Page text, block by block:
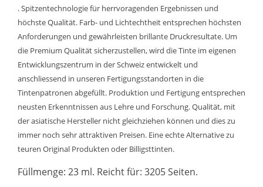
. Spitzentechnologie für herrvoragenden Ergebnissen und
höchste Qualität. Farb- und Lichtechtheit entsprechen höchsten
Anforderungen und gewährleisten brillante Druckresultate. Um
die Premium Qualität sicherzustellen, wird die Tinte im eigenen
Entwicklungszentrum in der Schweiz entwickelt und
anschliessend in unseren Fertigungsstandorten in die
Tintenpatronen abgefüllt. Produktion und Fertigung entsprechen
neusten Erkenntnissen aus Lehre und Forschung. Qualität, mit
der asiatische Hersteller nicht gleichziehen können und dies zu
immer noch sehr attraktiven Preisen. Eine echte Alternative zu
teuren Original Produkten oder Billigsttinten.
Füllmenge: 23 ml. Reicht für: 3205 Seiten.